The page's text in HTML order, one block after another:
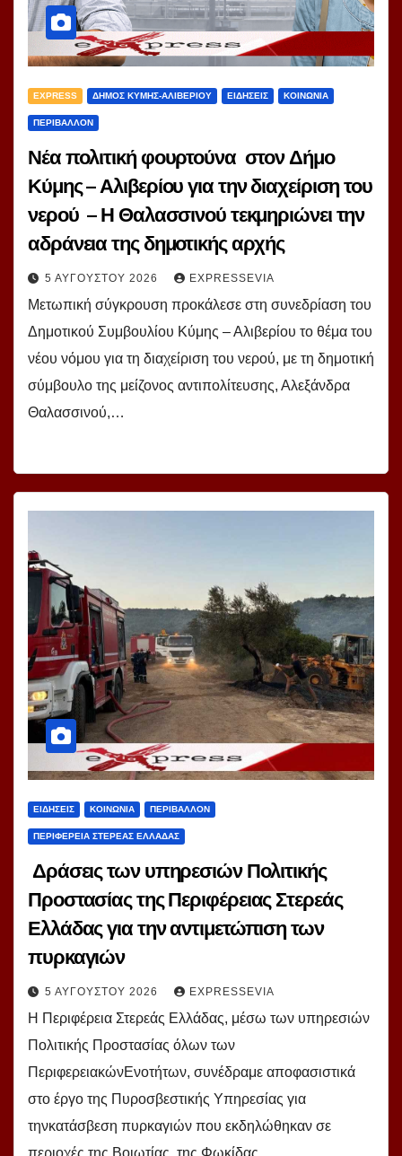
EXPRESS ΔΗΜΟΣ ΚΥΜΗΣ-ΑΛΙΒΕΡΙΟΥ ΕΙΔΗΣΕΙΣ ΚΟΙΝΩΝΙΑ
ΠΕΡΙΒΑΛΛΟΝ
Νέα πολιτική φουρτούνα στον Δήμο
Κύμης – Αλιβερίου για την διαχείριση του
νερού – Η Θαλασσινού τεκμηριώνει την
αδράνεια της δημοτικής αρχής
5 ΑΥΓΟΎΣΤΟΥ 2026 EXPRESSEVIA
Μετωπική σύγκρουση προκάλεσε στη συνεδρίαση του
Δημοτικού Συμβουλίου Κύμης – Αλιβερίου το θέμα του
νέου νόμου για τη διαχείριση του νερού, με τη δημοτική
σύμβουλο της μείζονος αντιπολίτευσης, Αλεξάνδρα
Θαλασσινού,…
ΕΙΔΗΣΕΙΣ ΚΟΙΝΩΝΙΑ ΠΕΡΙΒΑΛΛΟΝ
ΠΕΡΙΦΕΡΕΙΑ ΣΤΕΡΕΑΣ ΕΛΛΑΔΑΣ
Δράσεις των υπηρεσιών Πολιτικής
Προστασίας της Περιφέρειας Στερεάς
Ελλάδας για την αντιμετώπιση των
πυρκαγιών
5 ΑΥΓΟΎΣΤΟΥ 2026 EXPRESSEVIA
Η Περιφέρεια Στερεάς Ελλάδας, μέσω των υπηρεσιών
Πολιτικής Προστασίας όλων των
ΠεριφερειακώνΕνοτήτων, συνέδραμε αποφασιστικά
στο έργο της Πυροσβεστικής Υπηρεσίας για
τηνκατάσβεση πυρκαγιών που εκδηλώθηκαν σε
περιοχές της Βοιωτίας, της Φωκίδας,…